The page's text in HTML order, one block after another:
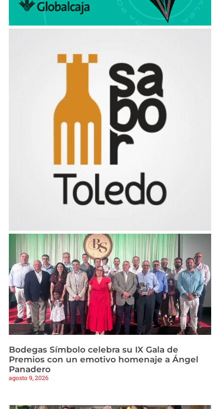
Bodegas Símbolo celebra su IX Gala de
Premios con un emotivo homenaje a Ángel
Panadero
agosto 9, 2026